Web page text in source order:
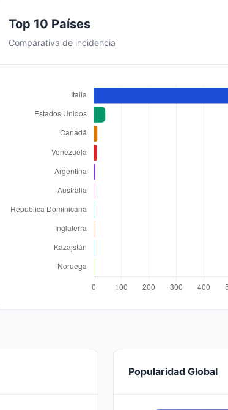
Top 10 Países
Comparativa de incidencia
Popularidad Global